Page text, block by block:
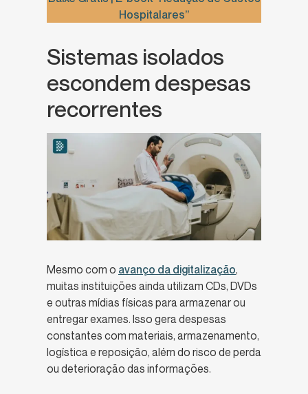
Hospitalares”
Sistemas isolados
escondem despesas
recorrentes
Mesmo com o avanço da digitalização,
muitas instituições ainda utilizam CDs, DVDs
e outras mídias físicas para armazenar ou
entregar exames. Isso gera despesas
constantes com materiais, armazenamento,
logística e reposição, além do risco de perda
ou deterioração das informações.